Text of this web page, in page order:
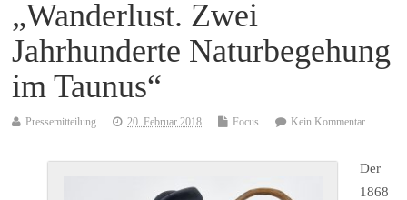
„Wanderlust. Zwei
Jahrhunderte Naturbegehung
im Taunus“
Pressemitteilung 20. Februar 2018 Focus Kein Kommentar
Der
1868